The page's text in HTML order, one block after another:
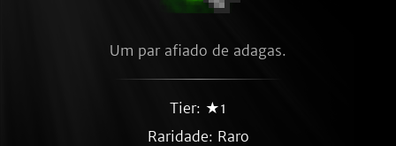
Um par afiado de adagas.
Tier: ★1
Raridade: Raro